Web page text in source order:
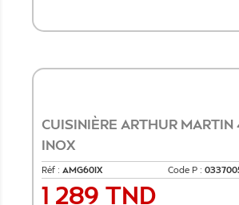
CUISINIÈRE ARTHUR MARTIN
INOX
Réf : AMG60IX Code P :
Prix
1 289 TND